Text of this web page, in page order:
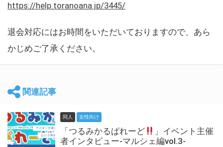
https://help.toranoana.jp/3445/
退会対応にはお時間をいただいておりますので、あら
かじめご了承ください。
関連記事
同人 女性向け
「つるみかるぱれーど
」イベント主催
者インタビュー-マルシェ編vol.3-